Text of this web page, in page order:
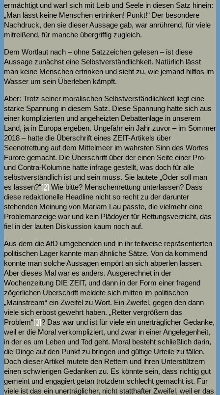
ermächtigt und warf sich mit Leib und Seele in diesen Satz hinein:
„Man lässt keine Menschen ertrinken! Punkt!“ Der besondere
Nachdruck, den sie dieser Aussage gab, war anrührend, für viele
mitreißend, für manche übergriffig zugleich.
Dem Wortlaut nach – ohne Satzzeichen gelesen – ist diese
Aussage zunächst eine Selbstverständlichkeit. Natürlich lässt
man keine Menschen ertrinken und sieht zu, wie jemand hilflos im
Wasser um sein Überleben kämpft.
Aber: Trotz seiner moralischen Selbstverständlichkeit liegt eine
starke Spannung in diesem Satz. Diese Spannung hatte sich aus
einer komplizierten und angeheizten Debattenlage in unserem
Land, ja in Europa ergeben. Ungefähr ein Jahr zuvor – im Sommer
2018 – hatte die Überschrift eines ZEIT-Artikels über
Seenotrettung auf dem Mittelmeer im wahrsten Sinn des Wortes
Furore gemacht. Die Überschrift über der einen Seite einer Pro-
und Contra-Kolumne hatte infrage gestellt, was doch für alle
selbstverständlich ist und sein muss. Sie lautete „Oder soll man
es lassen?“[2] Wie bitte? Menschenrettung unterlassen? Dass
diese redaktionelle Headline nicht so recht zu der darunter
stehenden Meinung von Mariam Lau passte, die vielmehr eine
Problemanzeige war und kein Plädoyer für Rettungsverzicht, das
fiel in der lauten Diskussion kaum noch auf.
Aus dem die AfD umgebenden und in ihr teilweise repräsentierten
politischen Lager kannte man ähnliche Sätze. Von da kommend
konnte man solche Aussagen empört an sich abperlen lassen.
Aber dieses Mal war es anders. Ausgerechnet in der
Wochenzeitung DIE ZEIT, und dann in der Form einer fragend
zögerlichen Überschrift meldete sich mitten im politischen
„Mainstream“ ein Zweifel zu Wort. Ein Zweifel, gegen den dann
viele sich erbost gewehrt haben. „Retter vergrößern das
Problem“[3]? Das war und ist für viele ein unerträglicher Gedanke,
weil er die Moral verkompliziert, und zwar in einer Angelegenheit,
in der es um Leben und Tod geht. Moral besteht schließlich darin,
die Dinge auf den Punkt zu bringen und gültige Urteile zu fällen.
Doch dieser Artikel mutete den Rettern und ihren Unterstützern
einen schwierigen Gedanken zu. Es könnte sein, dass richtig gut
gemeint und engagiert getan trotzdem schlecht gemacht ist. Für
viele ist das ein unerträglicher, nicht statthafter Zweifel, weil er das